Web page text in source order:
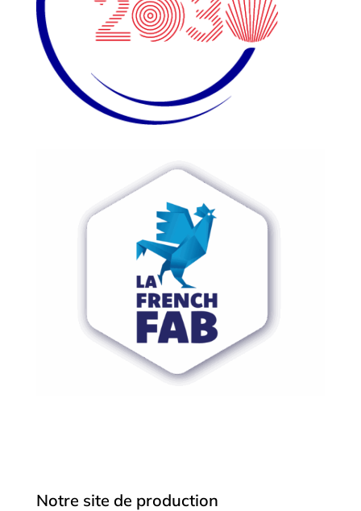
Notre site de production